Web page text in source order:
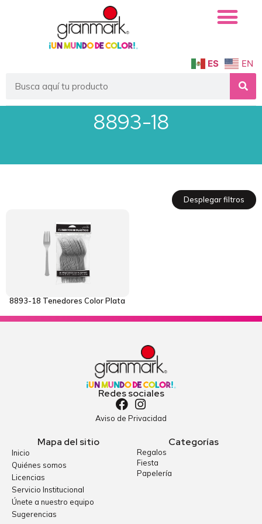
ES EN
8893-18
Desplegar filtros
8893-18 Tenedores Color Plata
Redes sociales
Aviso de Privacidad
Mapa del sitio
Inicio
Quiénes somos
Licencias
Servicio Institucional
Únete a nuestro equipo
Sugerencias
Categorías
Regalos
Fiesta
Papelería